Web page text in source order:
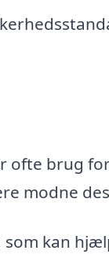
ofte brug
modne
som kan